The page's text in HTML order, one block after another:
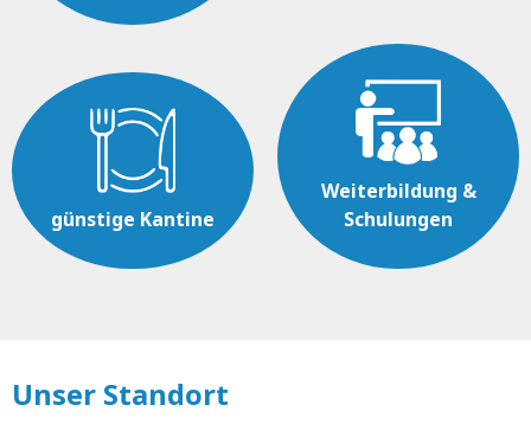
günstige Kantine
Weiterbildung &
Schulungen
Unser Standort